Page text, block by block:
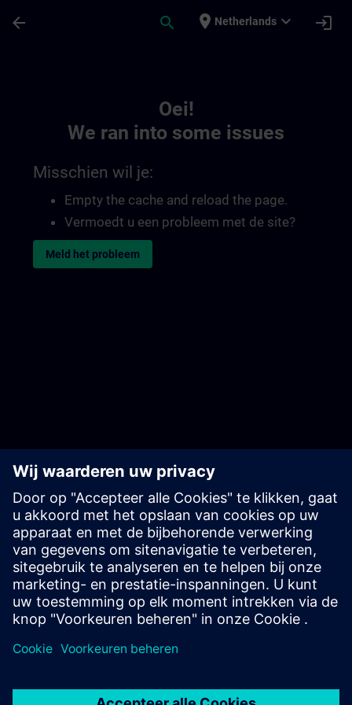
arrow_back search place Netherlands expand_more login
Oei!
We ran into some issues
Misschien wil je:
Empty the cache and reload the page.
Vermoedt u een probleem met de site?
Meld het probleem